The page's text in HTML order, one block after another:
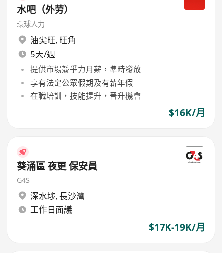
水吧（外劳）
環球人力
油尖旺, 旺角
5天/週
提供市場競爭力月薪，準時發放
享有法定公眾假期及有薪年假
在職培訓，技能提升，晉升機會
$16K/月
葵涌區 夜更 保安員
G4S
深水埗, 長沙灣
工作日面議
$17K-19K/月